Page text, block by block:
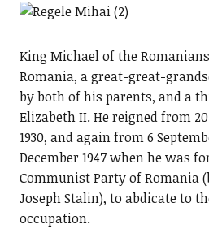
King Michael of the
Romania, a great-great-
by both of his parents, and a
Elizabeth II. He reigned from
1930, and again from 6
December 1947 when he was
Communist Party of Romania
Joseph Stalin), to abdicate to
occupation.